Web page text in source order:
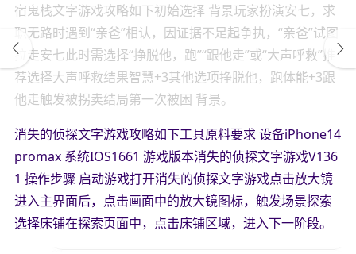
宿鬼栈文字游戏攻略如下初始选择 背景玩家扮演安七，求
职无路时遇到“亲爸”相认，因证据不足起争执，“亲爸”试图
拉走安七此时需选择“挣脱他，跑”“跟他走”或“大声呼救”推
荐选择大声呼救结果智慧+3其他选项挣脱他，跑体能+3跟
他走触发被拐卖结局第一次被困 背景。
消失的侦探文字游戏攻略如下工具原料要求 设备iPhone14
promax 系统IOS1661 游戏版本消失的侦探文字游戏V136
1 操作步骤 启动游戏打开消失的侦探文字游戏点击放大镜
进入主界面后，点击画面中的放大镜图标，触发场景探索
选择床铺在探索页面中，点击床铺区域，进入下一阶段。